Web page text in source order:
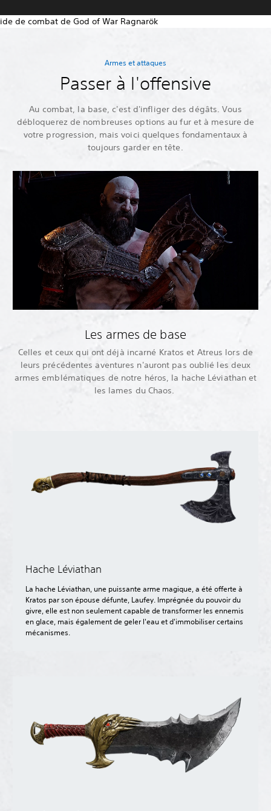
Armes et attaques
Passer à l'offensive
Au combat, la base, c'est d'infliger des dégâts. Vous
débloquerez de nombreuses options au fur et à mesure de
votre progression, mais voici quelques fondamentaux à
toujours garder en tête.
Les armes de base
Celles et ceux qui ont déjà incarné Kratos et Atreus lors de
leurs précédentes aventures n'auront pas oublié les deux
armes emblématiques de notre héros, la hache Léviathan et
les lames du Chaos.
Hache Léviathan
La hache Léviathan, une puissante arme magique, a été offerte à
Kratos par son épouse défunte, Laufey. Imprégnée du pouvoir du
givre, elle est non seulement capable de transformer les ennemis
en glace, mais également de geler l'eau et d'immobiliser certains
mécanismes.